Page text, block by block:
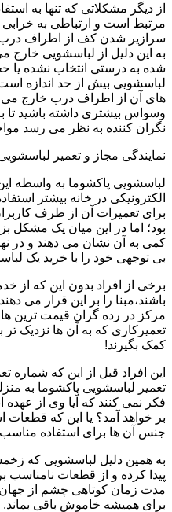
از دیگر مشکلاتی که تنها به
مرتبط است و ارتباطی به
سرازیر شدن کف از اطراف درب
به این دلیل از لباسشویی خارج
شده به درستی انتخاب نشده یا
لباسشویی بیش از حد اندازه
های آن از اطراف درب خارج می
وسواس بیشتری داشته باشید تا
نگران کننده به نظر می رسد
نمایندگی مجاز و تعمیر
لباسشویی پاکشوما به واسطه
الکترونیکی در خانه بیشتر
برای تعمیرات آن از طرف
بود؛ اما در این میان یک مشکل
کمی به آن نشان می دهند و در
بی توجهی خود را با خرید یک
برخی از افراد بدون این که از
باشند،مبنا را بر این قرار می
مرکز در رده گران قیمت ترین ها
تعمیرکاری که به آن ها نزدیک تر
کمک بگیرند!
این افراد قبل از این که شماره
تعمیر لباسشویی پاکشوما به
فکر نمی کنند که آیا وی از عهده
بر خواهد آمد؟ یا این که
جنس آن ها برای استفاده
به همین دلیل لباسشویی که
پیدا کرده و از قطعات نامناسب
مدت زمان کوتاهی چشم از
برای همیشه خاموش باقی بماند.